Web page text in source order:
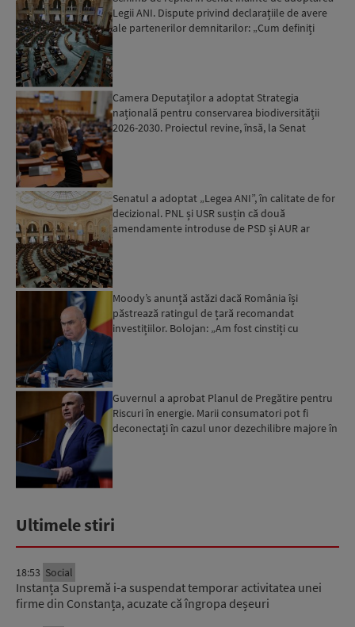
Legii ANI. Dispute privind declarațiile de avere
ale partenerilor demnitarilor: „Cum definiți
Camera Deputaților a adoptat Strategia
națională pentru conservarea biodiversității
2026-2030. Proiectul revine, însă, la Senat
Senatul a adoptat „Legea ANI”, în calitate de for
decizional. PNL și USR susțin că două
amendamente introduse de PSD și AUR ar
Moody’s anunță astăzi dacă România își
păstrează ratingul de țară recomandat
investițiilor. Bolojan: „Am fost cinstiți cu
Guvernul a aprobat Planul de Pregătire pentru
Riscuri în energie. Marii consumatori pot fi
deconectați în cazul unor dezechilibre majore în
Ultimele stiri
18:53 Social
Instanța Supremă i-a suspendat temporar activitatea unei
firme din Constanța, acuzate că îngropa deșeuri